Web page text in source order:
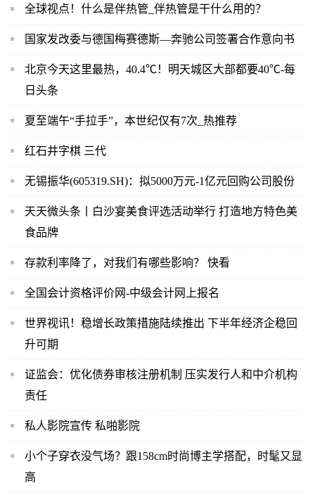
全球视点！什么是伴热管_伴热管是干什么用的？
国家发改委与德国梅赛德斯—奔驰公司签署合作意向书
北京今天这里最热，40.4℃！明天城区大部都要40℃-每
日头条
夏至端午“手拉手”，本世纪仅有7次_热推荐
红石井字棋 三代
无锡振华(605319.SH)：拟5000万元-1亿元回购公司股份
天天微头条丨白沙宴美食评选活动举行 打造地方特色美
食品牌
存款利率降了，对我们有哪些影响？ 快看
全国会计资格评价网-中级会计网上报名
世界视讯！稳增长政策措施陆续推出 下半年经济企稳回
升可期
证监会：优化债券审核注册机制 压实发行人和中介机构
责任
私人影院宣传 私啪影院
小个子穿衣没气场？跟158cm时尚博主学搭配，时髦又显
高